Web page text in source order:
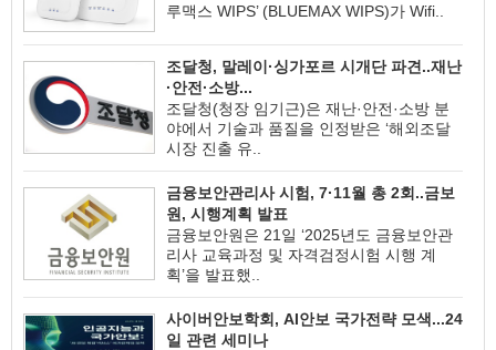
루맥스 WIPS’ (BLUEMAX WIPS)가 Wifi..
조달청, 말레이·싱가포르 시개단 파견..재난
·안전·소방...
조달청(청장 임기근)은 재난·안전·소방 분
야에서 기술과 품질을 인정받은 ‘해외조달
시장 진출 유..
금융보안관리사 시험, 7·11월 총 2회..금보
원, 시행계획 발표
금융보안원은 21일 ‘2025년도 금융보안관
리사 교육과정 및 자격검정시험 시행 계
획’을 발표했..
사이버안보학회, AI안보 국가전략 모색...24
일 관련 세미나